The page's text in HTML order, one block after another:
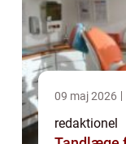
09 maj 2026
redaktionel